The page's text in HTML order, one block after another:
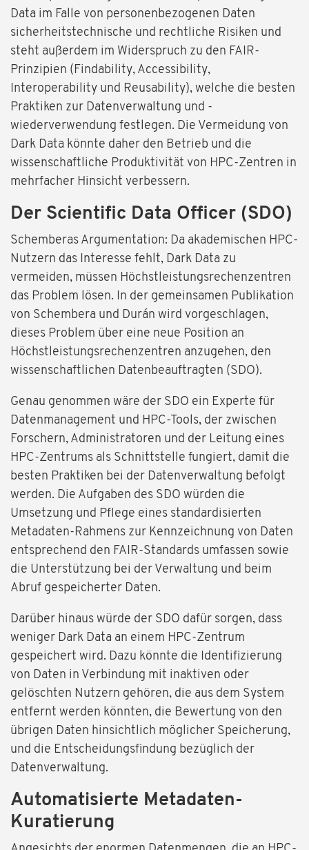
Data im Falle von personenbezogenen Daten
sicherheitstechnische und rechtliche Risiken und
steht außerdem im Widerspruch zu den FAIR-
Prinzipien (Findability, Accessibility,
Interoperability und Reusability), welche die besten
Praktiken zur Datenverwaltung und -
wiederverwendung festlegen. Die Vermeidung von
Dark Data könnte daher den Betrieb und die
wissenschaftliche Produktivität von HPC-Zentren in
mehrfacher Hinsicht verbessern.
Der Scientific Data Officer (SDO)
Schemberas Argumentation: Da akademischen HPC-
Nutzern das Interesse fehlt, Dark Data zu
vermeiden, müssen Höchstleistungsrechenzentren
das Problem lösen. In der gemeinsamen Publikation
von Schembera und Durán wird vorgeschlagen,
dieses Problem über eine neue Position an
Höchstleistungsrechenzentren anzugehen, den
wissenschaftlichen Datenbeauftragten (SDO).
Genau genommen wäre der SDO ein Experte für
Datenmanagement und HPC-Tools, der zwischen
Forschern, Administratoren und der Leitung eines
HPC-Zentrums als Schnittstelle fungiert, damit die
besten Praktiken bei der Datenverwaltung befolgt
werden. Die Aufgaben des SDO würden die
Umsetzung und Pflege eines standardisierten
Metadaten-Rahmens zur Kennzeichnung von Daten
entsprechend den FAIR-Standards umfassen sowie
die Unterstützung bei der Verwaltung und beim
Abruf gespeicherter Daten.
Darüber hinaus würde der SDO dafür sorgen, dass
weniger Dark Data an einem HPC-Zentrum
gespeichert wird. Dazu könnte die Identifizierung
von Daten in Verbindung mit inaktiven oder
gelöschten Nutzern gehören, die aus dem System
entfernt werden könnten, die Bewertung von den
übrigen Daten hinsichtlich möglicher Speicherung,
und die Entscheidungsfindung bezüglich der
Datenverwaltung.
Automatisierte Metadaten-
Kuratierung